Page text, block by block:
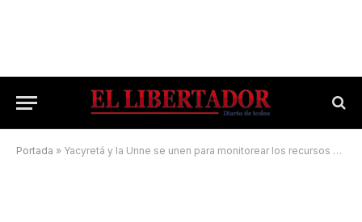
Portada » Yacyretá y la Unne se unen para monitorear los recursos pesqueros